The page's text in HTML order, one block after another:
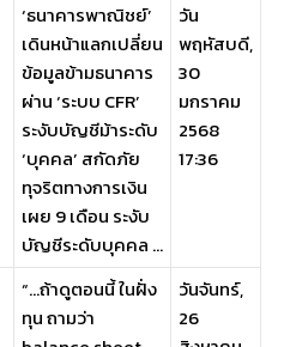
‘ธนาคารพาณิชย์’
เดินหน้าแลกเปลี่ยน
ข้อมูลข้ามธนาคาร
ผ่าน ‘ระบบ CFR’
ระงับบัญชีม้าระดับ
‘บุคคล’ สกัดภัย
ทุจริตทางการเงิน
เผย 9 เดือน ระงับ
บัญชีระดับบุคคล ...
วัน
พฤหัสบดี,
30
มกราคม
2568
17:36
“…ถ้าดูตอนนี้ ในฝั่ง
ทุน ถามว่า
วันจันทร์,
26